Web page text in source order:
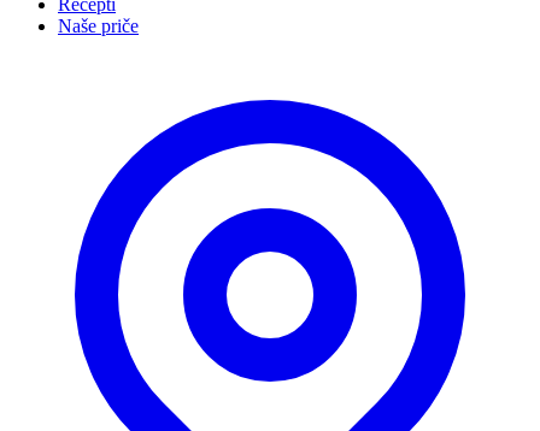
Recepti
Naše priče